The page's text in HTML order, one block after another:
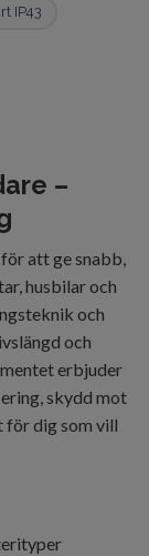
IP43
–
att ge snabb,
husbilar och
och
och
erbjuder
skydd mot
för dig som vill